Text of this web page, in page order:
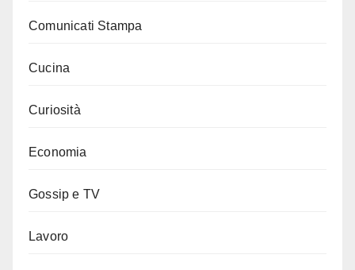
Comunicati Stampa
Cucina
Curiosità
Economia
Gossip e TV
Lavoro